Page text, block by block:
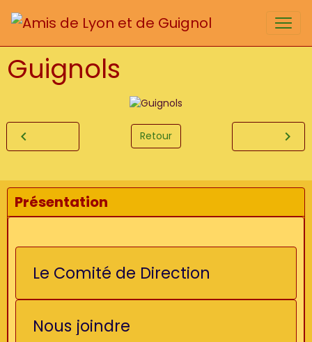
Guignols
Retour
Présentation
Le Comité de Direction
Nous joindre